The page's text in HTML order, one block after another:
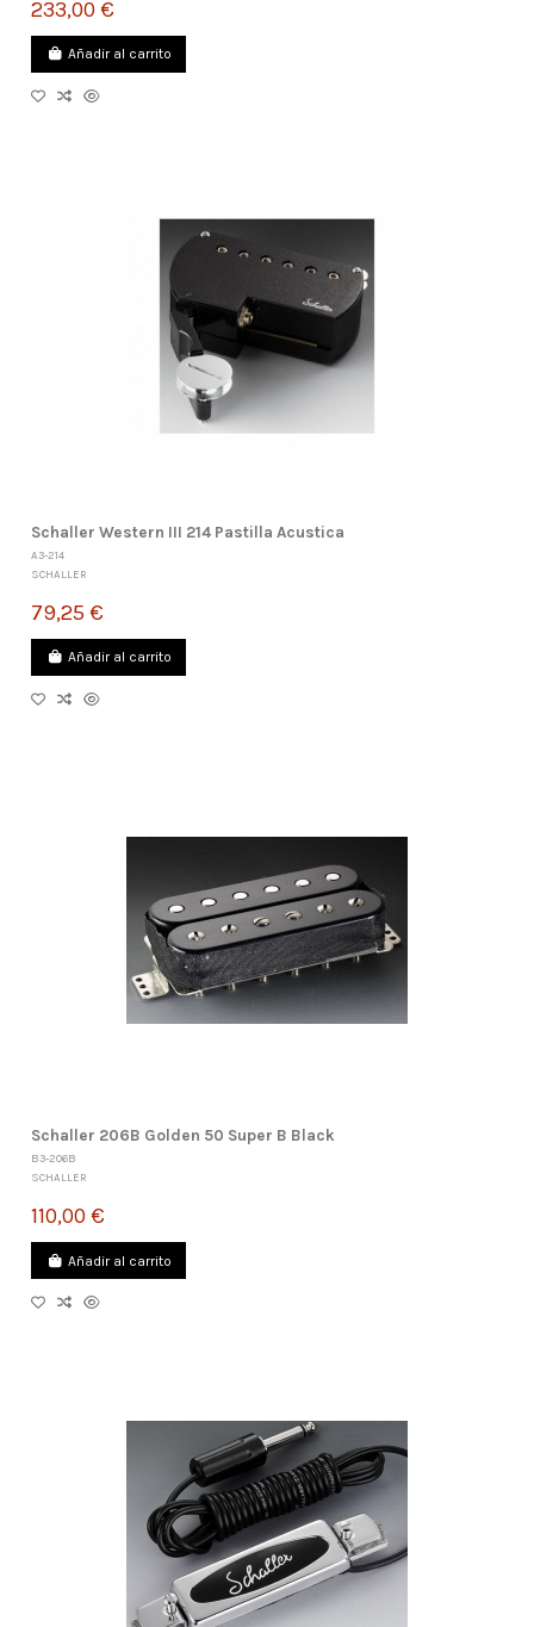
233,00 €
Añadir al carrito
Schaller Western III 214 Pastilla Acustica
A3-214
SCHALLER
79,25 €
Añadir al carrito
Schaller 206B Golden 50 Super B Black
B3-206B
SCHALLER
110,00 €
Añadir al carrito